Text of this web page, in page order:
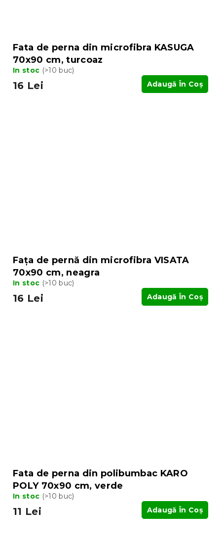
Fata de perna din microfibra KASUGA
70x90 cm, turcoaz
In stoc (>10 buc)
16 Lei Adaugă În Coş
Fața de pernă din microfibra VISATA
70x90 cm, neagra
In stoc (>10 buc)
16 Lei Adaugă În Coş
Fata de perna din polibumbac KARO
POLY 70x90 cm, verde
In stoc (>10 buc)
11 Lei Adaugă În Coş